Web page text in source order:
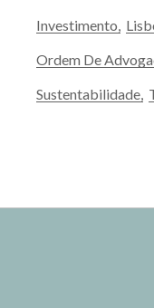
Investimento
Ordem De
Sustentabilidade